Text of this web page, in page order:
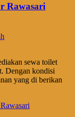
Rawasari
sewa toilet
Dengan kondisi
yang di berikan